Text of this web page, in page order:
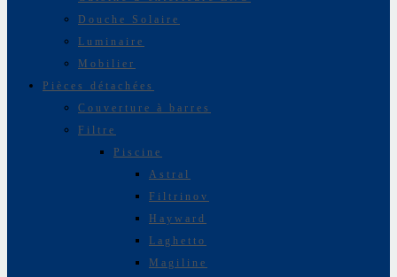
Douche Solaire
Luminaire
Mobilier
Pièces détachées
Couverture à barres
Filtre
Piscine
Astral
Filtrinov
Hayward
Laghetto
Magiline